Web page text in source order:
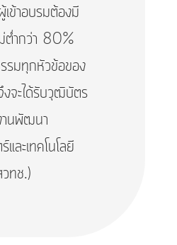
บรมต้องมี
ม่ต่ำกว่า 80%
รมทุกหัวข้อของ
จะได้รับวุฒิบัตร
านพัฒนา
ละเทคโนโลยี
ทช.)